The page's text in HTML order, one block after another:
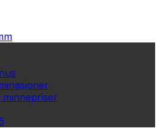
minnepriser